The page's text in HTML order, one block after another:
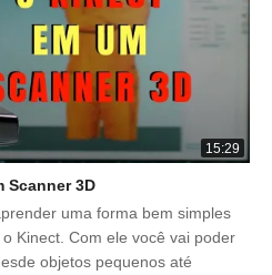
15:29
Scanner 3D
uma forma bem simples
Kinect. Com ele você vai poder
objetos pequenos até